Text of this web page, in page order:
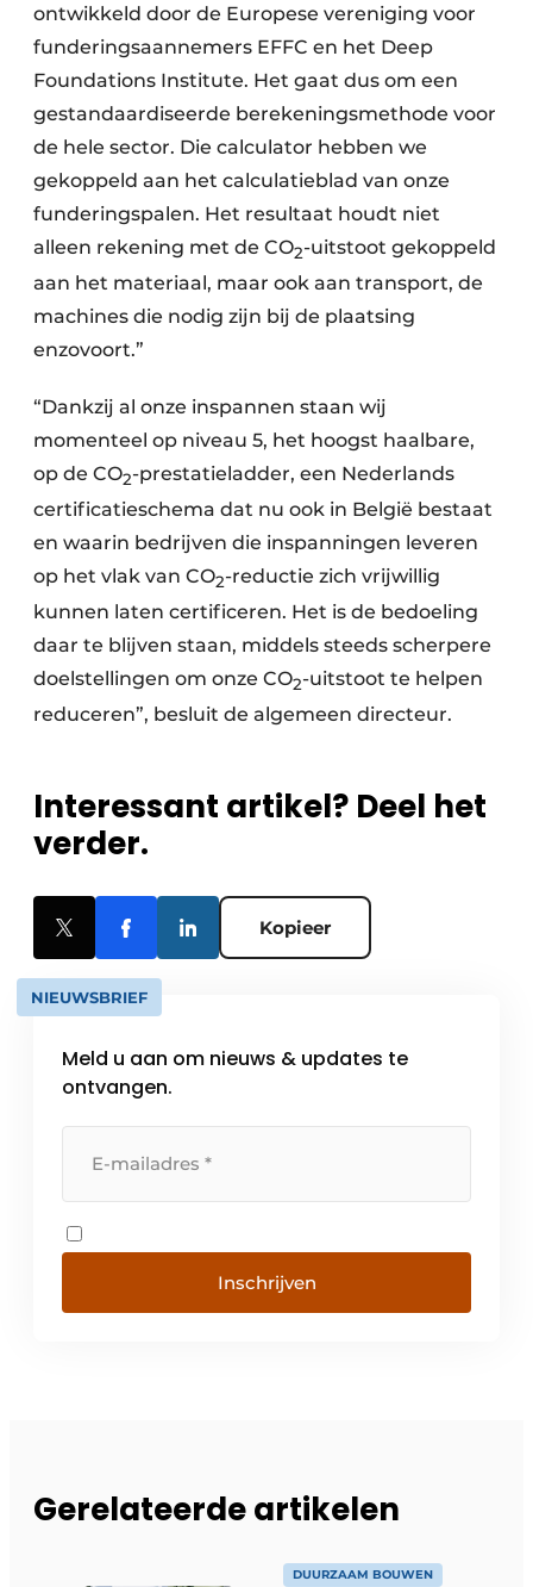
ontwikkeld door de Europese vereniging voor
funderingsaannemers EFFC en het Deep
Foundations Institute. Het gaat dus om een
gestandaardiseerde berekeningsmethode voor
de hele sector. Die calculator hebben we
gekoppeld aan het calculatieblad van onze
funderingspalen. Het resultaat houdt niet
alleen rekening met de CO2-uitstoot gekoppeld
aan het materiaal, maar ook aan transport, de
machines die nodig zijn bij de plaatsing
enzovoort.”
“Dankzij al onze inspannen staan wij
momenteel op niveau 5, het hoogst haalbare,
op de CO2-prestatieladder, een Nederlands
certificatieschema dat nu ook in België bestaat
en waarin bedrijven die inspanningen leveren
op het vlak van CO2-reductie zich vrijwillig
kunnen laten certificeren. Het is de bedoeling
daar te blijven staan, middels steeds scherpere
doelstellingen om onze CO2-uitstoot te helpen
reduceren”, besluit de algemeen directeur.
Interessant artikel? Deel het
verder.
Kopieer
NIEUWSBRIEF
Meld u aan om nieuws & updates te
ontvangen.
Inschrijven
Gerelateerde artikelen
DUURZAAM BOUWEN